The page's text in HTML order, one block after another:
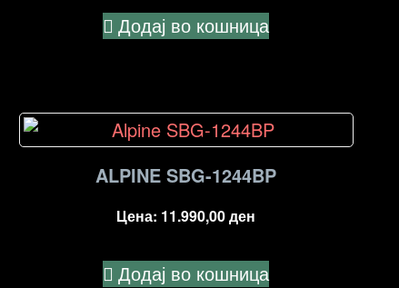
Додај во кошница
ALPINE SBG-1244BP
Цена: 11.990,00ден
Додај во кошница